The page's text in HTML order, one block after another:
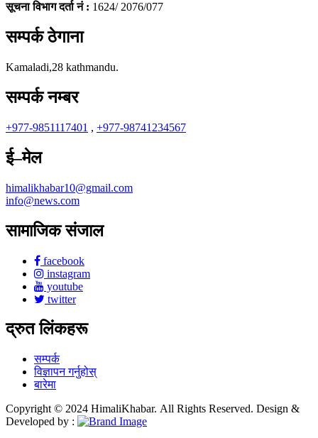
सूचना विभाग दर्ता नं : 1624/ 2076/077
सम्पर्क ठेगाना
Kamaladi,28 kathmandu.
सम्पर्क नम्बर
+977-9851117401 , +977-98741234567
ई–मेल
himalikhabar10@gmail.com
info@news.com
सामाजिक संजाल
facebook
instagram
youtube
twitter
द्रुत लिंकहरू
सम्पर्क
विज्ञापन गर्नुहोस्
बारेमा
Copyright © 2024 HimaliKhabar. All Rights Reserved. Design &
Developed by :